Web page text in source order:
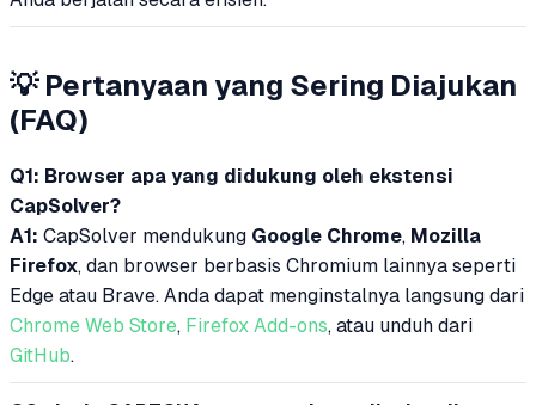
💡 Pertanyaan yang Sering Diajukan
(FAQ)
Q1: Browser apa yang didukung oleh ekstensi
CapSolver?
A1: CapSolver mendukung Google Chrome, Mozilla
Firefox, dan browser berbasis Chromium lainnya seperti
Edge atau Brave. Anda dapat menginstalnya langsung dari
Chrome Web Store, Firefox Add-ons, atau unduh dari
GitHub.